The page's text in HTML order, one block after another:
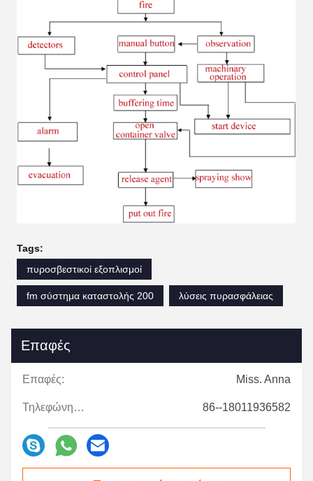
Tags:
πυροσβεστικοί εξοπλισμοί
fm σύστημα καταστολής 200 λύσεις πυρασφάλειας
Επαφές
Επαφές: Miss. Anna
Τηλεφώνημα: 86--18011936582